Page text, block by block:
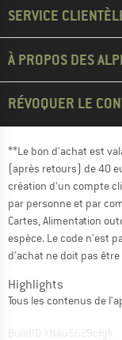
SERVICE
À PROPOS DES
RÉVOQUER LE
**Le bon d'achat est
(après retours) de 40
création d'un compte
par personne et par
Cartes, Alimentation
espèce. Le code n'est
d'achat ne doit pas
Highlights
Tous les contenus de